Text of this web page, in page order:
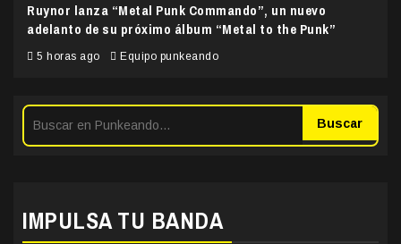
Ruynor lanza “Metal Punk Commando”, un nuevo
adelanto de su próximo álbum “Metal to the Punk”
5 horas ago Equipo punkeando
Buscar
IMPULSA TU BANDA